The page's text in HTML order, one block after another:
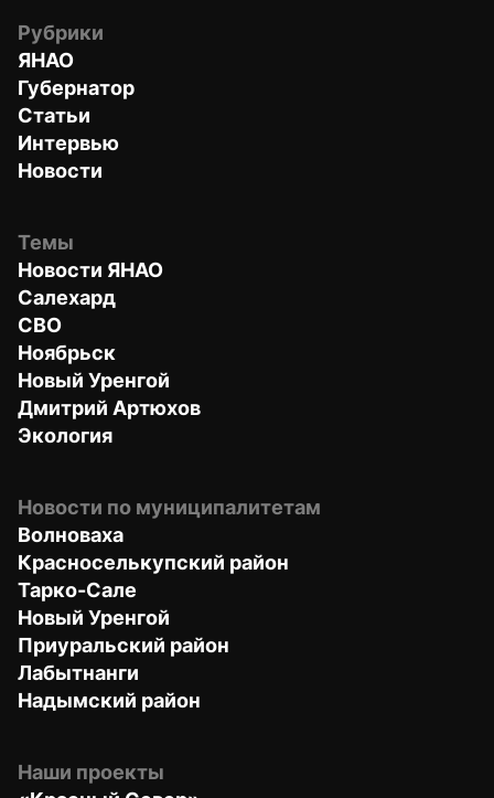
Рубрики
ЯНАО
Губернатор
Статьи
Интервью
Новости
Темы
Новости ЯНАО
Салехард
СВО
Ноябрьск
Новый Уренгой
Дмитрий Артюхов
Экология
Новости по муниципалитетам
Волноваха
Красноселькупский район
Тарко-Сале
Новый Уренгой
Приуральский район
Лабытнанги
Надымский район
Наши проекты